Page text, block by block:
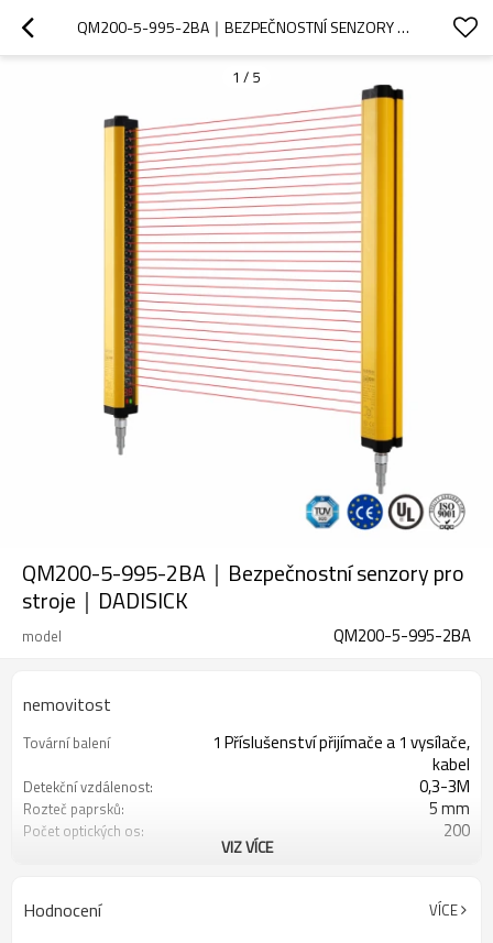
QM200-5-995-2BA｜BEZPEČNOSTNÍ SENZORY PRO STROJE｜DADISICK
1 / 5
QM200-5-995-2BA｜Bezpečnostní senzory pro
stroje｜DADISICK
model QM200-5-995-2BA
nemovitost
Tovární balení
1 Příslušenství přijímače a 1 vysílače,
kabel
Detekční vzdálenost: 0,3-3M
Rozteč paprsků: 5 mm
Počet optických os: 200
Zástrčka rozhraní Vybaveno konektorem M12
VIZ VÍCE
Hodnocení VÍCE